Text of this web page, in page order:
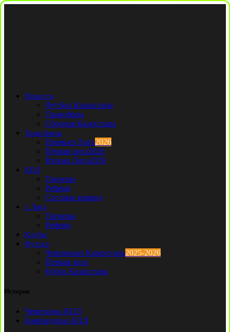
Новости
Футбол Казахстана
Трансферы
Сборная Казахстана
Трансферы
Премьер Лига2026
Первая лига2026
Вторая Лига2026
КПЛ
Тренеры
Рефери
Составы команд
1 Лига
Тренеры
Рефери
Клубы
Футзал
Чемпионат Казахстана2025-2026
Первая лига
Кубок Казахстана
История
Чемпионы КПЛ
Бомбардиры КПЛ